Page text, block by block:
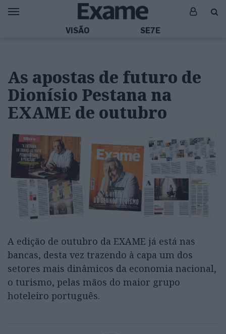
VISÃO SE7E
As apostas de futuro de
Dionísio Pestana na
EXAME de outubro
A edição de outubro da EXAME já está nas
bancas, desta vez trazendo à capa um dos
setores mais dinâmicos da economia nacional,
o turismo, pelas mãos do maior grupo
hoteleiro português.